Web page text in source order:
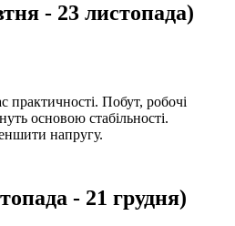
- 23 листопада)
практичності. Побут, робочі
основою стабільності.
напругу.
- 21 грудня)